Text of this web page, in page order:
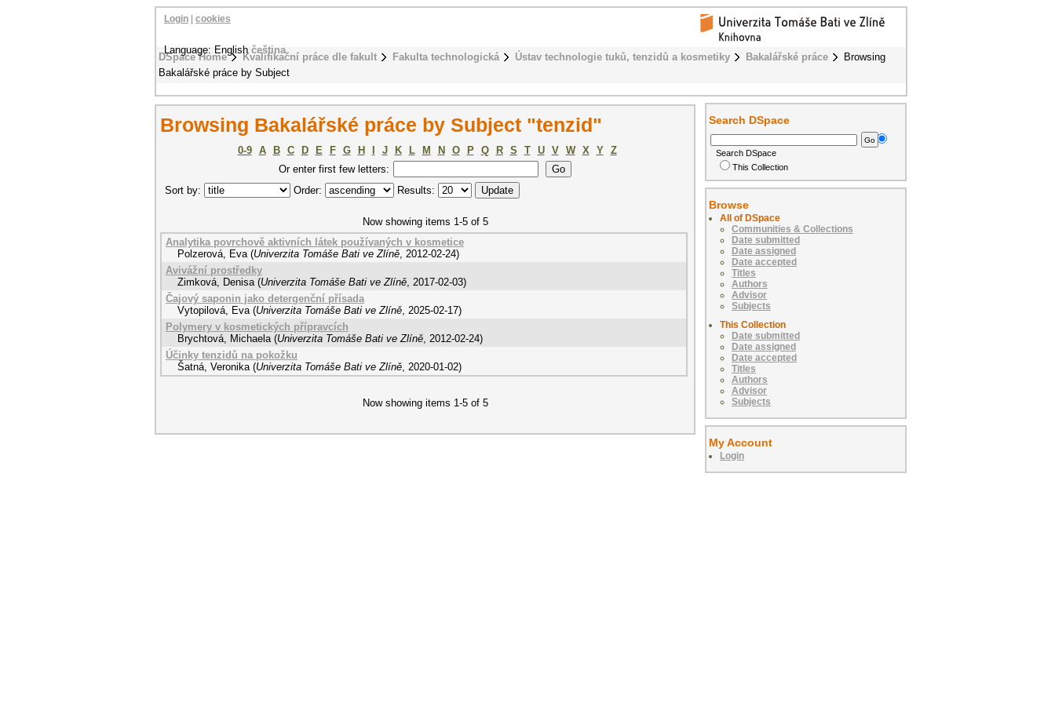
DSpace Home Kvalifikační práce dle fakult Fakulta technologická Ústav technologie tuků, tenzidů a kosmetiky Bakalářské práce
Browsing
Bakalářské práce by Subject
Login cookies
Language: Englishčeština
Browsing Bakalářské práce by Subject "tenzid"
0-9 A B C D E F G H J K L M N O P Q R S T U V W X Y
Z
Or enter first few letters:
Sort by:
Order: Results:
Now showing items 1-5 of 5
Analytika povrchově aktivních látek používaných v kosmetice
Polzerová, Eva (Univerzita Tomáše Bati ve Zlíně, 2012-02-24)
Avivážní prostředky
Zimková, Denisa (Univerzita Tomáše Bati ve Zlíně, 2017-02-03)
Čajový saponin jako detergenční přísada
Vytopilová, Eva (Univerzita Tomáše Bati ve Zlíně, 2025-02-17)
Polymery v kosmetických přípravcích
Brychtová, Michaela (Univerzita Tomáše Bati ve Zlíně, 2012-02-24)
Účinky tenzidů na pokožku
Šatná, Veronika (Univerzita Tomáše Bati ve Zlíně, 2020-01-02)
Now showing items 1-5 of 5
Search DSpace
Search DSpace
This Collection
Browse
All of DSpace
Communities & Collections
Date submitted
Date assigned
Date accepted
Titles
Authors
Advisor
Subjects
This Collection
Date submitted
Date assigned
Date accepted
Titles
Authors
Advisor
Subjects
My Account
Login